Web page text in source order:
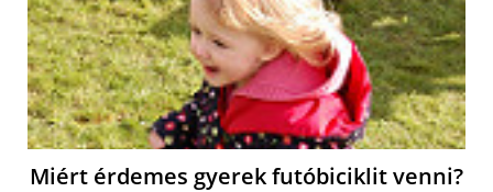
Miért érdemes gyerek futóbiciklit venni?